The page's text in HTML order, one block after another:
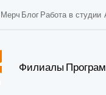
Мерч Блог Работа в студии
Филиалы